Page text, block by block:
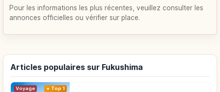
Pour les informations les plus récentes, veuillez consulter les
annonces officielles ou vérifier sur place.
Articles populaires sur Fukushima
Voyage Top 1